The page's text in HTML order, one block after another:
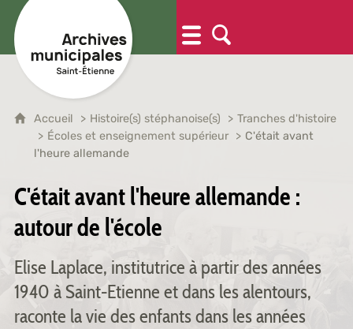
Accueil Histoire(s) stéphanoise(s)
Tranches d'histoire
Écoles et enseignement supérieur
C'était avant
l'heure allemande
C'était avant l'heure allemande :
autour de l'école
Elise Laplace, institutrice à partir des années
1940 à Saint-Etienne et dans les alentours,
raconte la vie des enfants dans les années